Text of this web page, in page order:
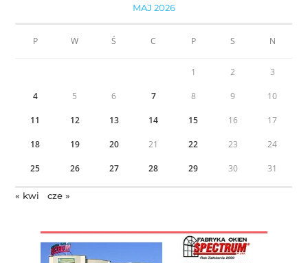
MAJ 2026
P W Ś C P S N
1 2 3
4 5 6 7 8 9 10
11 12 13 14 15 16 17
18 19 20 21 22 23 24
25 26 27 28 29 30 31
« kwi cze »